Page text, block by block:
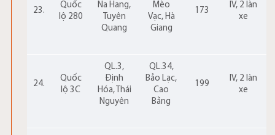
23.
Quốc
lộ 280
Na Hang,
Tuyên
Quang
Mèo
Vạc, Hà
Giang
173
IV, 2 làn
xe
24.
Quốc
lộ 3C
QL.3,
Định
Hóa, Thái
Nguyên
QL.34,
Bảo Lạc,
Cao
Bằng
199
IV, 2 làn
xe